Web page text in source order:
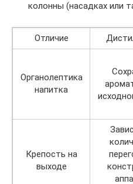
колонны (насадках или
Отличие
Органолептика
напитка
Крепость на
выходе